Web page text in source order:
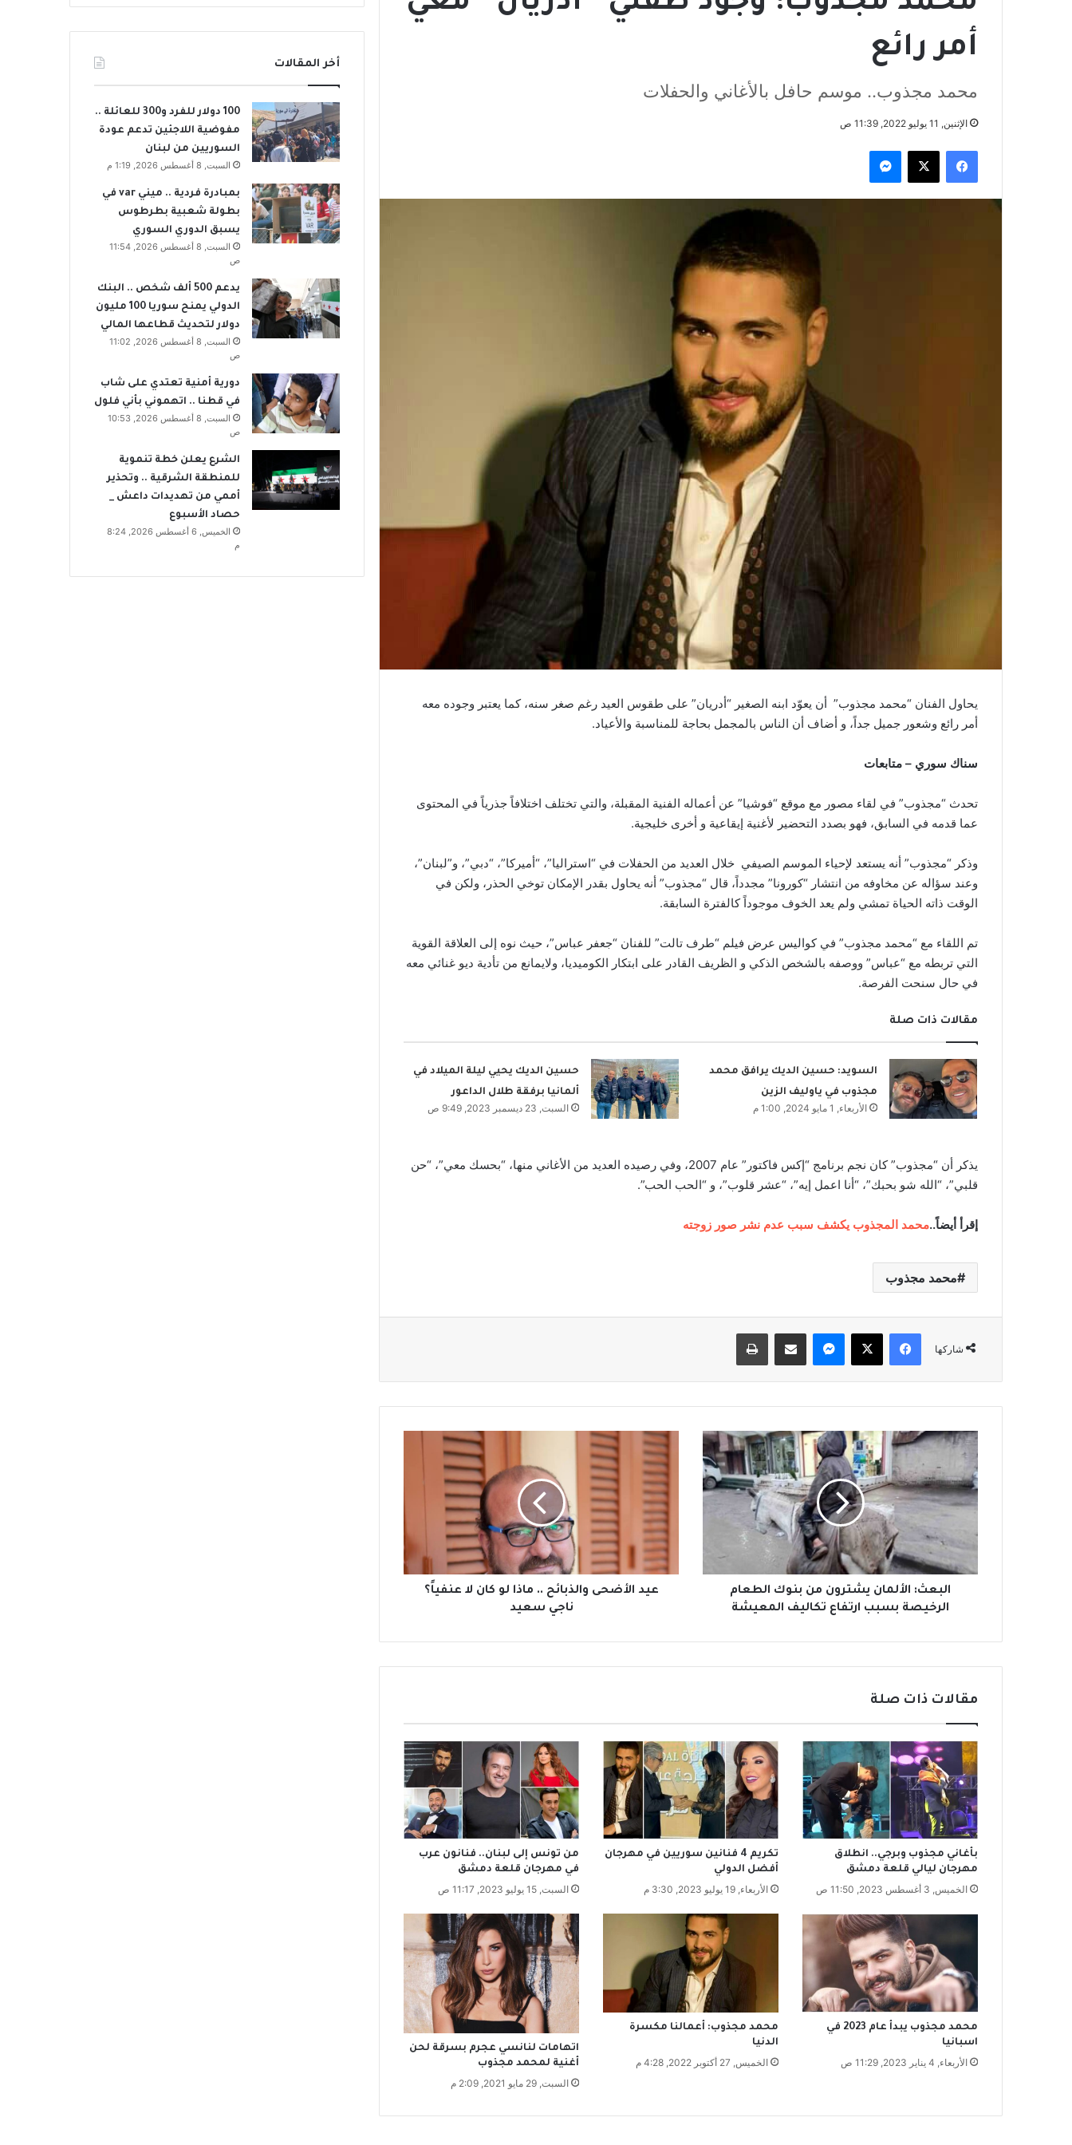
أمر رائع
محمد مجذوب.. موسم حافل بالأغاني والحفلات
الإثنين, 11 يوليو 2022, 11:39 ص
فيسبوك
يحاول الفنان “محمد مجذوب” أن يعوّد ابنه الصغير “أدريان” على طقوس العيد رغم صغر سنه، كما يعتبر وجوده معه
أمر رائع وشعور جميل جداً، و أضاف أن الناس بالمجمل بحاجة للمناسبة والأعياد.
سناك سوري – متابعات
تحدث “مجذوب” في لقاء مصور مع موقع “فوشيا” عن أعماله الفنية المقبلة، والتي تختلف اختلافاً جذرياً في المحتوى
عما قدمه في السابق، فهو بصدد التحضير لأغنية إيقاعية و أخرى خليجية.
وذكر “مجذوب” أنه يستعد لإحياء الموسم الصيفي خلال العديد من الحفلات في “استراليا”، “أميركا”، “دبي”، و”لبنان”،
وعند سؤاله عن مخاوفه من انتشار “كورونا” مجدداً، قال “مجذوب” أنه يحاول بقدر الإمكان توخي الحذر، ولكن في
الوقت ذاته الحياة تمشي ولم يعد الخوف موجوداً كالفترة السابقة.
تم اللقاء مع “محمد مجذوب” في كواليس عرض فيلم “طرف تالت” للفنان “جعفر عباس”، حيث نوه إلى العلاقة القوية
التي تربطه مع “عباس” ووصفه بالشخص الذكي و الظريف القادر على ابتكار الكوميديا، ولايمانع من تأدية ديو غنائي معه
في حال سنحت الفرصة.
مقالات ذات صلة
السويد: حسين الديك يرافق محمد
مجذوب في ياوليف الزين
الأربعاء, 1 مايو 2024, 1:00 م
حسين الديك يحيي ليلة الميلاد في
ألمانيا برفقة طلال الداعور
السبت, 23 ديسمبر 2023, 9:49 ص
يذكر أن “مجذوب” كان نجم برنامج “إكس فاكتور” عام 2007، وفي رصيده العديد من الأغاني منها، “بحسك معي”، “حن
قلبي”، “الله شو بحبك”، “أنا اعمل إيه”، “عشر قلوب”، و “الحب الحب”.
إقرأ أيضاً..محمد المجذوب يكشف سبب عدم نشر صور زوجته
محمد مجذوب
شاركها
فيسبوك
ا
ل
ب
ع
ث
ا
أ
ن
ر
و
ن
م
ن
ب
ن
و
ك
ا
ل
ط
ر
خ
ي
ص
ة
البعث: الألمان يشترون من بنوك الطعام
الرخيصة بسبب ارتفاع تكاليف المعيشة
ى
ذ
.
.
م
ا
ذ
ا
و
ك
ن
ن
ف
اً
؟
ا
عيد الأضحى والذبائح .. ماذا لو كان لا عنفياً؟
ناجي سعيد
مقالات ذات صلة
بأغاني مجذوب وبرجي.. انطلاق
مهرجان ليالي قلعة دمشق
الخميس, 3 أغسطس 2023, 11:50 ص
تكريم 4 فنانين سوريين في مهرجان
أفضل الدولي
الأربعاء, 19 يوليو 2023, 3:30 م
من تونس إلى لبنان.. فنانون عرب
في مهرجان قلعة دمشق
السبت, 15 يوليو 2023, 11:17 ص
محمد مجذوب يبدأ عام 2023 في
اسبانيا
الأربعاء, 4 يناير 2023, 11:29 ص
محمد مجذوب: أعمالنا مكسرة
الدنيا
الخميس, 27 أكتوبر 2022, 4:28 م
اتهامات لنانسي عجرم بسرقة لحن
أغنية لمحمد مجذوب
السبت, 29 مايو 2021, 2:09 م
أخر المقالات
100 دولار للفرد و300 للعائلة ..
مفوضية اللاجئين تدعم عودة
السوريين من لبنان
السبت, 8 أغسطس 2026, 1:19 م
بمبادرة فردية .. ميني var في
بطولة شعبية بطرطوس
يسبق الدوري السوري
السبت, 8 أغسطس 2026, 11:54
ص
يدعم 500 ألف شخص .. البنك
الدولي يمنح سوريا 100 مليون
دولار لتحديث قطاعها المالي
السبت, 8 أغسطس 2026, 11:02
ص
دورية أمنية تعتدي على شاب
في قطنا .. اتهموني بأني فلول
السبت, 8 أغسطس 2026, 10:53
ص
الشرع يعلن خطة تنموية
للمنطقة الشرقية .. وتحذير
أممي من تهديدات داعش _
حصاد الأسبوع
الخميس, 6 أغسطس 2026, 8:24
م